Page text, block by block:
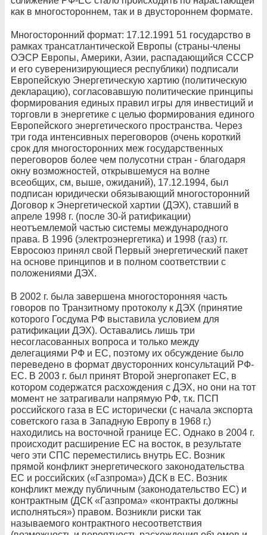
как в многостороннем, так и в двустороннем формате.
Многосторонний формат: 17.12.1991 51 государство в
рамках трансатлантической Европы (страны-члены
ОЭСР Европы, Америки, Азии, распадающийся СССР
и его суверенизирующиеся республики) подписали
Европейскую Энергетическую хартию (политическую
декларацию), согласовавшую политические принципы
формирования единых правил игры для инвестиций и
торговли в энергетике с целью формирования единого
Европейского энергетического пространства. Через
три года интенсивных переговоров (очень короткий
срок для многосторонних меж государственных
переговоров более чем полусотни стран - благодаря
окну возможностей, открывшемуся на волне
всеобщих, см, выше, ожиданий), 17.12.1994, был
подписан юридически обязывающий многосторонний
Договор к Энергетической хартии (ДЭХ), ставший в
апреле 1998 г. (после 30-й ратификации)
неотъемлемой частью системы международного
права. В 1996 (электроэнергетика) и 1998 (газ) гг.
Евросоюз принял свой Первый энергетический пакет
на основе принципов и в полном соответствии с
положениями ДЭХ.
В 2002 г. была завершена многосторонняя часть
говоров по Транзитному протоколу к ДЭХ (принятие
которого Госдума РФ выставила условием для
ратификации ДЭХ). Оставались лишь три
несогласованных вопроса и только между
делегациями РФ и ЕС, поэтому их обсуждение было
переведено в формат двусторонних консультаций РФ-
ЕС. В 2003 г. был принят Второй энергопакет ЕС, в
котором содержатся расхождения с ДЭХ, но они на тот
момент не затрагивали напрямую РФ, т.к. ПСП
российского газа в ЕС исторически (с начала экспорта
советского газа в Западную Европу в 1968 г.)
находились на восточной границе ЕС. Однако в 2004 г.
происходит расширение ЕС на восток, в результате
чего эти СПС переместились внутрь ЕС. Возник
прямой конфликт энергетического законодательства
ЕС и российских («Газпрома») ДСК в ЕС. Возник
конфликт между публичным (законодательство ЕС) и
контрактным (ДСК «Газпрома» «контракты должны
исполняться») правом. Возникли риски так
называемого контрактного несоответствия